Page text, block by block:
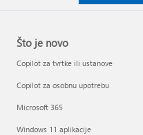
Što je novo
Copilot za tvrtke ili ustanove
Copilot za osobnu upotrebu
Microsoft 365
Windows 11 aplikacije